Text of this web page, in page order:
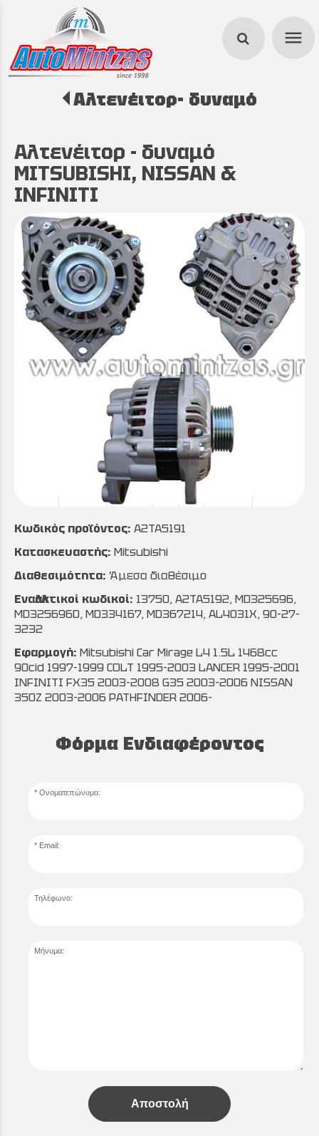
menu
Αλτενέιτορ- δυναμό
Αλτενέιτορ - δυναμό
MITSUBISHI, NISSAN &
INFINITI
Κωδικός προϊόντος: A2TA5191
Κατασκευαστής: Mitsubishi
Διαθεσιμότητα: Άμεσα διαθέσιμο
Εναλλακτικοί κωδικοί: 13750, A2TA5192, MD325696,
MD325696D, MD334167, MD367214, AL4031X, 90-27-
3232
Εφαρμογή: Mitsubishi Car Mirage L4 1.5L 1468cc
90cid 1997-1999 COLT 1995-2003 LANCER 1995-2001
INFINITI FX35 2003-2008 G35 2003-2006 NISSAN
350Z 2003-2006 PATHFINDER 2006-
Φόρμα Ενδιαφέροντος
Ονοματεπώνυμο:
Email:
Τηλέφωνο:
Μήνυμα:
Αποστολή